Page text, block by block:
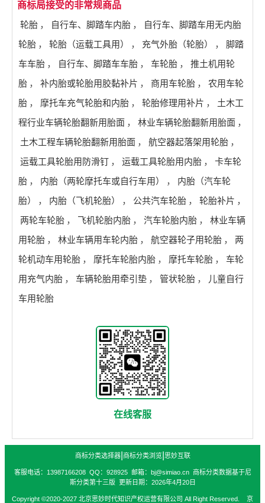
商标局接受的非常规商品
轮胎 ， 自行车、脚踏车内胎 ，
自行车、脚踏车用无内胎
轮胎 ， 轮胎（运载工具用） ， 充气外胎（轮胎） ，
脚踏
车车胎 ， 自行车、脚踏车车胎 ， 车轮胎 ，
推土机用轮
胎 ， 补内胎或轮胎用胶黏补片 ， 商用车轮胎 ，
农用车轮
胎 ， 摩托车充气轮胎和内胎 ， 轮胎修理用补片 ，
土木工
程行业车辆轮胎翻新用胎面 ， 林业车辆轮胎翻新用胎面 ，
土木工程车辆轮胎翻新用胎面 ， 航空器起落架用轮胎 ，
运载工具轮胎用防滑钉 ， 运载工具轮胎用内胎 ，
卡车轮
胎 ， 内胎（两轮摩托车或自行车用） ，
内胎（汽车轮
胎）
， 内胎（飞机轮胎） ， 公共汽车轮胎 ， 轮胎补片 ，
两轮车轮胎 ， 飞机轮胎内胎 ， 汽车轮胎内胎 ，
林业车辆
用轮胎 ， 林业车辆用车轮内胎 ， 航空器轮子用轮胎 ，
两
轮机动车用轮胎 ， 摩托车轮胎内胎 ， 摩托车轮胎 ，
车轮
用充气内胎 ， 车辆轮胎用牵引垫 ， 管状轮胎 ，
儿童自行
车用轮胎
在线客服
商标分类选择器| 商标分类浏览| 思妙互联
客服电话：13987166208 QQ：928925 邮箱：bj@simiao.cn 商标分类数据基于尼
斯分类第十三版 更新日期：2026年4月20日
Copyright ©2020-2027 北京思妙时代知识产权运营有限公司 All Right Reserved. 京